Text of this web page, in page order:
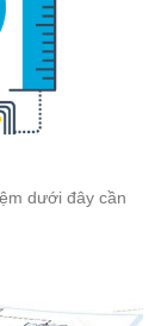
dưới đây cần